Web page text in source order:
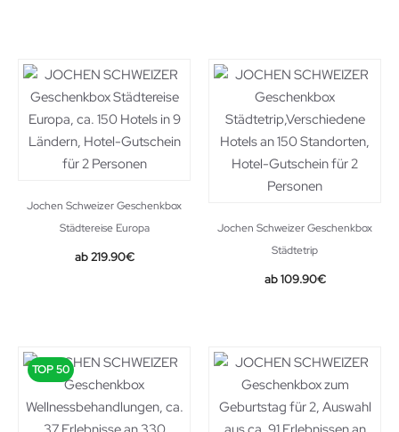
Jochen Schweizer Geschenkbox
Städtereise Europa
219.90€
Jochen Schweizer Geschenkbox
Städtetrip
109.90€
TOP 50